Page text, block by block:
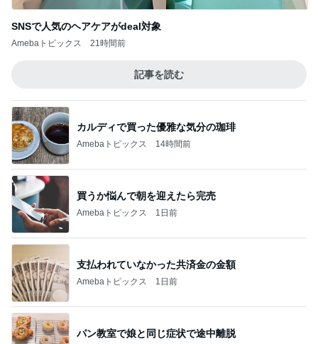
SNSで人気のヘアケアがdeal対象
Amebaトピックス 21時間前
記事を読む
カルディで買った優雅な気分の珈琲
Amebaトピックス 14時間前
買うか悩んで朝を迎えたら完売
Amebaトピックス 1日前
支払われていなかった共済金の金額
Amebaトピックス 1日前
パン教室で娘と同じ症状で途中離脱